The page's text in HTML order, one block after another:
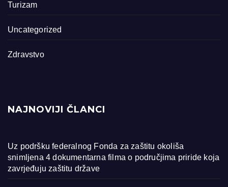
Turizam
Uncategorized
Zdravstvo
NAJNOVIJI ČLANCI
Uz podršku federalnog Fonda za zaštitu okoliša
snimljena 4 dokumentarna filma o područjima priride koja
zavrjeđuju zaštitu države